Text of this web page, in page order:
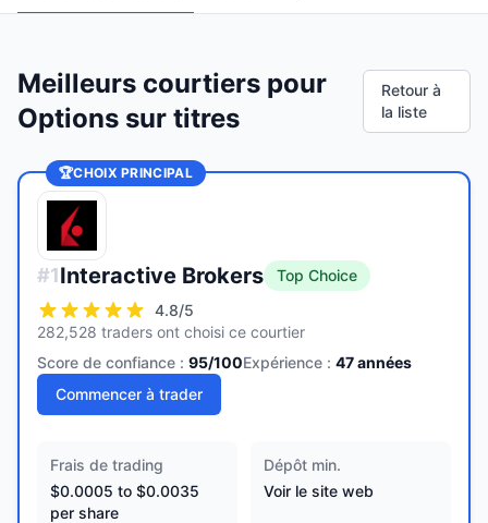
Meilleurs courtiers pour
Options sur titres
Retour à
la liste
🏆CHOIX PRINCIPAL
#1Interactive Brokers
Top Choice
4.8/5
282,528 traders ont choisi ce courtier
Score de confiance : 95/100Expérience : 47années
Commencer à trader
Frais de trading
$0.0005 to $0.0035
per share
Dépôt min.
Voir le site web